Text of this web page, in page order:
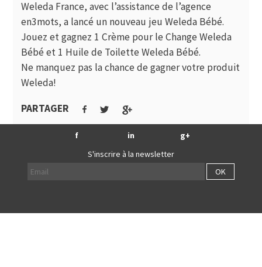
Weleda France, avec l’assistance de l’agence
en3mots, a lancé un nouveau jeu Weleda Bébé.
Jouez et gagnez 1 Crème pour le Change Weleda
Bébé et 1 Huile de Toilette Weleda Bébé.
Ne manquez pas la chance de gagner votre produit
Weleda!
PARTAGER
f in
g+
S'inscrire à la newsletter
OK